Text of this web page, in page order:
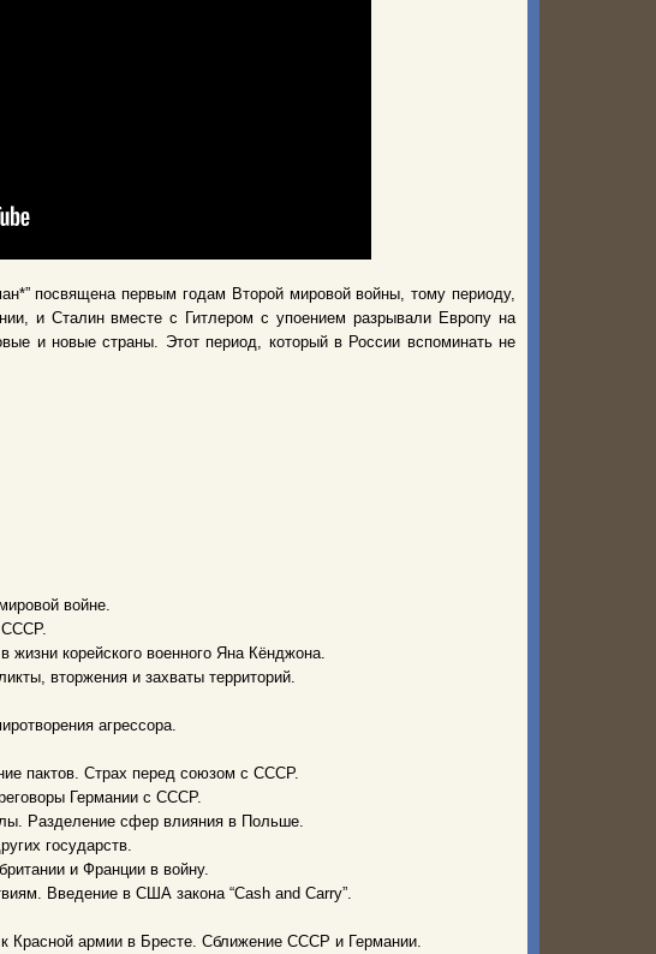
посвящена первым годам Второй мировой войны, тому периоду,
и Сталин вместе с Гитлером с упоением разрывали Европу на
и новые страны. Этот период, который в России вспоминать не
войне.
СССР.
корейского военного Яна Кёнджона.
вторжения и захваты территорий.
агрессора.
пактов. Страх перед союзом с СССР.
Германии с СССР.
Разделение сфер влияния в Польше.
государств.
и Франции в войну.
Введение в США закона “Cash and Carry”.
армии в Бресте. Сближение СССР и Германии.